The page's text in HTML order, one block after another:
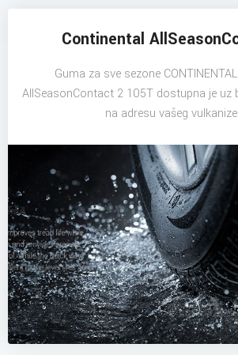
Continental
Guma za sve sezone
AllSeasonContact 2 105T dostupna je uz
na adresu vašeg